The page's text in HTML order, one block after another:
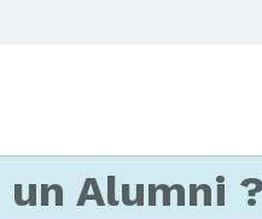
un Alumni ?